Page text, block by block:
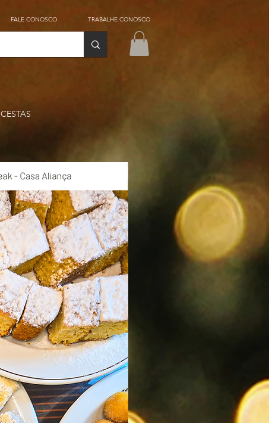
FALE CONOSCO TRABALHE CONOSCO
CESTAS